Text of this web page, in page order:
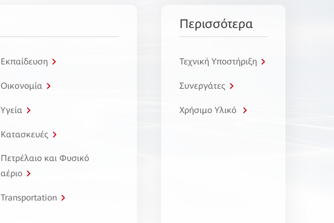
Εκπαίδευση
Οικονομία
Υγεία
Κατασκευές
Πετρέλαιο και Φυσικό
αέριο
Transportation
Περισσότερα
Τεχνική Υποστήριξη
Συνεργάτες
Χρήσιμο Υλικό